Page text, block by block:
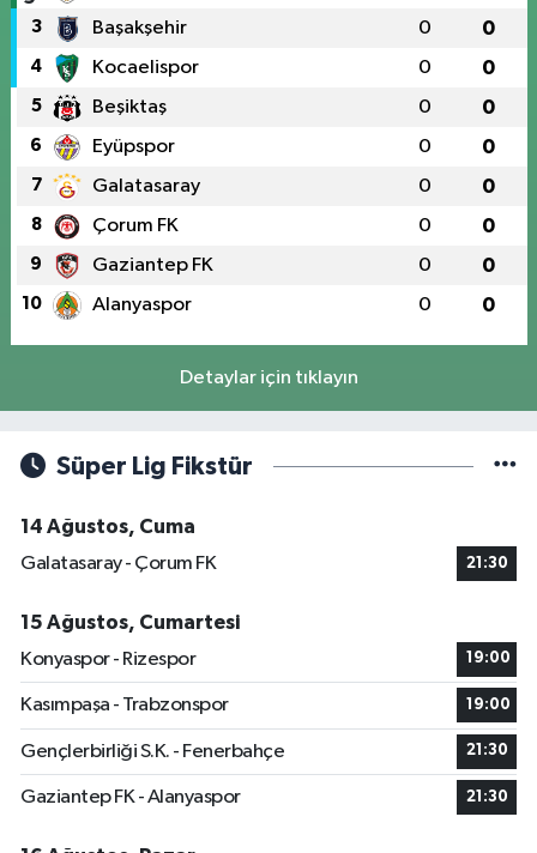
3 Başakşehir 0 0
4 Kocaelispor 0 0
5 Beşiktaş 0 0
6 Eyüpspor 0 0
7 Galatasaray 0 0
8 Çorum FK 0 0
9 Gaziantep FK 0 0
10 Alanyaspor 0 0
Detaylar için tıklayın
Süper Lig Fikstür
14 Ağustos, Cuma
Galatasaray - Çorum FK
21:30
15 Ağustos, Cumartesi
Konyaspor - Rizespor
19:00
Kasımpaşa - Trabzonspor 19:00
Gençlerbirliği S.K. - Fenerbahçe 21:30
Gaziantep FK - Alanyaspor 21:30